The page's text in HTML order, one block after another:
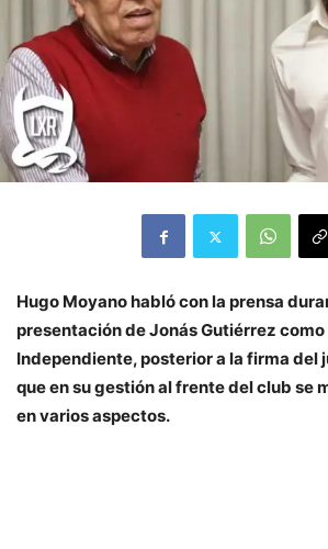
Hugo Moyano habló con la prensa
presentación de Jonás Gutiérrez
Independiente, posterior a la firma del
que en su gestión al frente del club se
en varios aspectos.